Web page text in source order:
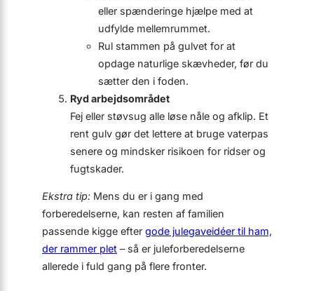
eller spænde­ringe hjælpe med at
udfylde mellemrummet.
Rul stammen på gulvet for at
opdage naturlige skævheder, før du
sætter den i foden.
Ryd arbejd­sområdet
Fej eller støvsug alle løse nåle og afklip. Et
rent gulv gør det lettere at bruge vaterpas
senere og mindsker risikoen for ridser og
fugtskader.
Ekstra tip: Mens du er i gang med
forberedelserne, kan resten af familien
passende kigge efter gode julegaveidéer til ham,
der rammer plet – så er juleforberedelserne
allerede i fuld gang på flere fronter.